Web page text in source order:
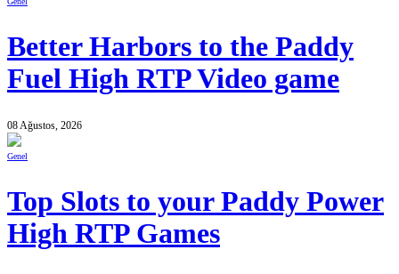
Better Harbors to the Paddy
Fuel High RTP Video game
08 Ağustos, 2026
Genel
Top Slots to your Paddy Power
High RTP Games